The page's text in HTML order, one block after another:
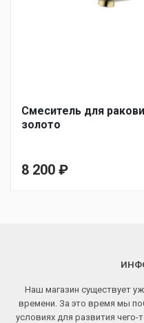
Смеситель для
золото
8 200 ₽
Наш магазин существует
времени. За это время мы
условиях для развития чего-